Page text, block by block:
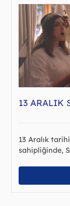
13 ARALIK
13 Aralık
sahipliğinde,